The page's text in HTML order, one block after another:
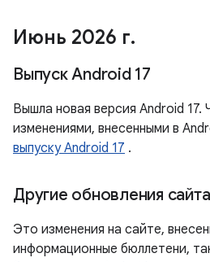
Июнь 2026 г.
Выпуск Android 17
Вышла новая версия Android 17.
изменениями, внесенными в
выпуску Android 17 .
Другие обновления
Это изменения на сайте,
информационные бюллетени,